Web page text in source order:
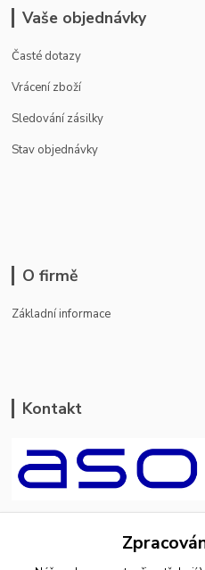
Vaše objednávky
Časté dotazy
Vrácení zboží
Sledování zásilky
Stav objednávky
O firmě
Základní informace
Kontakt